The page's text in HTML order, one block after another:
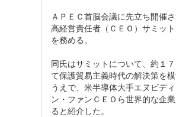
ＡＰＥＣ首脳会議に先立ち開催
高経営責任者（ＣＥＯ）サミッ
を務める。
同氏はサミットについて、約１
て保護貿易主義時代の解決策を
うえで、米半導体大手エヌビデ
ン・ファンＣＥＯら世界的な企
ると紹介した。